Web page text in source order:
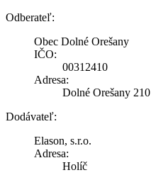
Odberateľ:
Obec Dolné Orešany
IČO:
00312410
Adresa:
Dolné Orešany 210
Dodávateľ:
Elason, s.r.o.
Adresa:
Holíč